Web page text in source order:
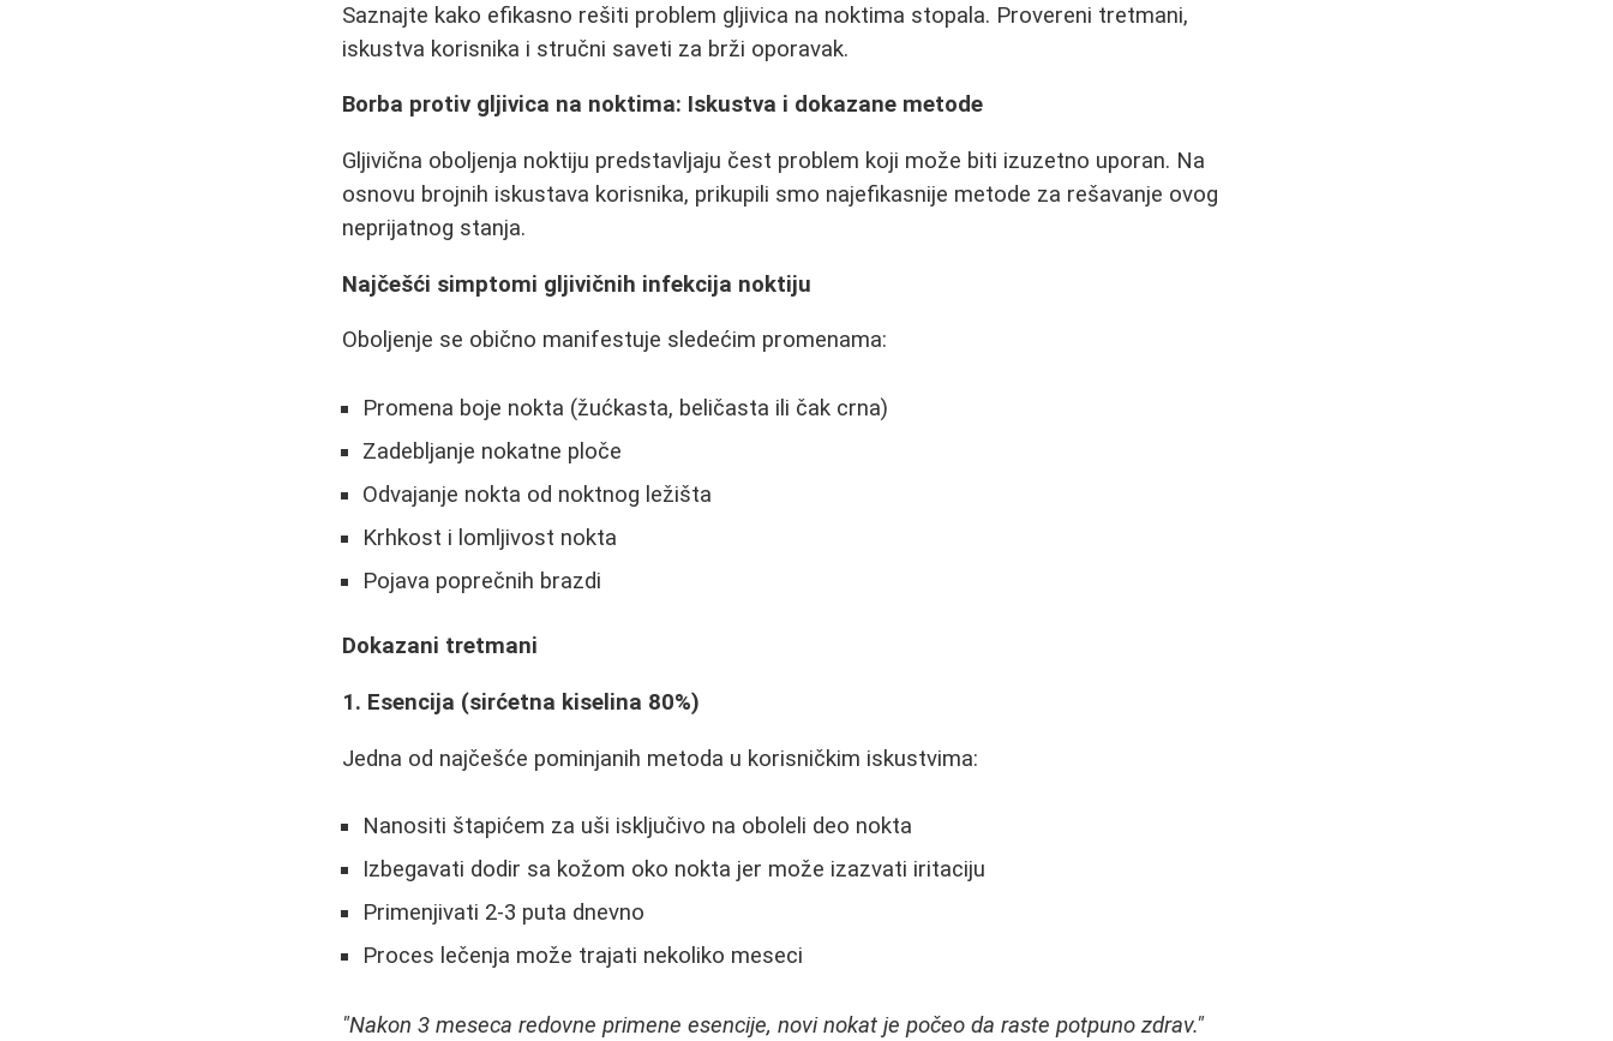
Saznajte kako efikasno rešiti problem gljivica na noktima stopala. Provereni tretmani,
iskustva korisnika i stručni saveti za brži oporavak.
Borba protiv gljivica na noktima: Iskustva i dokazane metode
Gljivična oboljenja noktiju predstavljaju čest problem koji može biti izuzetno uporan. Na
osnovu brojnih iskustava korisnika, prikupili smo najefikasnije metode za rešavanje ovog
neprijatnog stanja.
Najčešći simptomi gljivičnih infekcija noktiju
Oboljenje se obično manifestuje sledećim promenama:
Promena boje nokta (žućkasta, beličasta ili čak crna)
Zadebljanje nokatne ploče
Odvajanje nokta od noktnog ležišta
Krhkost i lomljivost nokta
Pojava poprečnih brazdi
Dokazani tretmani
1. Esencija (sirćetna kiselina 80%)
Jedna od najčešće pominjanih metoda u korisničkim iskustvima:
Nanositi štapićem za uši isključivo na oboleli deo nokta
Izbegavati dodir sa kožom oko nokta jer može izazvati iritaciju
Primenjivati 2-3 puta dnevno
Proces lečenja može trajati nekoliko meseci
"Nakon 3 meseca redovne primene esencije, novi nokat je počeo da raste potpuno zdrav."